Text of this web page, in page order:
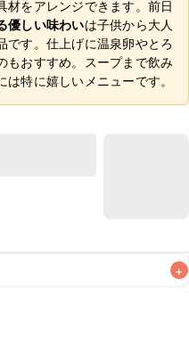
材をアレンジできます。前日
優しい味わいは子供から大人
です。仕上げに温泉卵やとろ
もおすすめ。スープまで飲み
特に嬉しいメニューです。
+
上がりいただくことをお